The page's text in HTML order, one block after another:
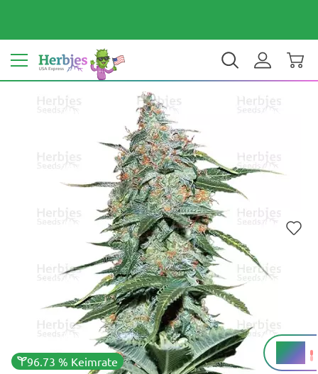
Dein Land: Vereinigte Staaten $ USD DE
96.73 % Keimrate
21 %
THC